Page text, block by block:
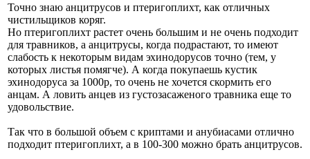
Точно знаю анцитрусов и птеригоплихт, как отличных
чистильщиков коряг.
Но птеригоплихт растет очень большим и не очень подходит
для травников, а анцитрусы, когда подрастают, то имеют
слабость к некоторым видам эхинодорусов точно (тем, у
которых листья помягче). А когда покупаешь кустик
эхинодоруса за 1000р, то очень не хочется скормить его
анцам. А ловить анцев из густозасаженого травника еще то
удовольствие.
Так что в большой объем с криптами и анубиасами отлично
подходит птеригоплихт, а в 100-300 можно брать анцитрусов.